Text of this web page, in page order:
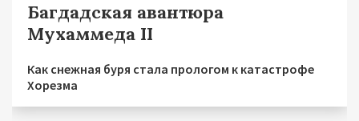
Багдадская авантюра
Мухаммеда II
Как снежная буря стала прологом к катастрофе
Хорезма